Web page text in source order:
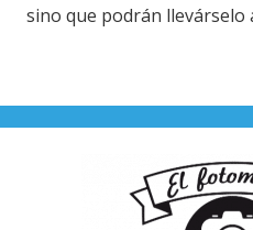
sino que podrán llevárselo